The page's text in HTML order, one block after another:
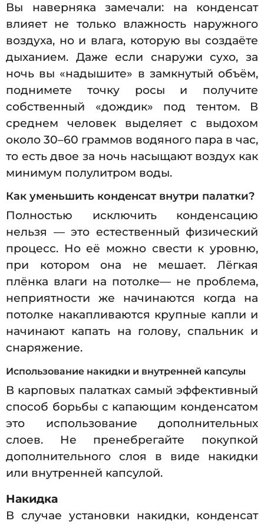
Вы наверняка замечали: на конденсат
влияет не только влажность наружного
воздуха, но и влага, которую вы создаёте
дыханием. Даже если снаружи сухо, за
ночь вы «надышите» в замкнутый объём,
поднимете точку росы и получите
собственный «дождик» под тентом. В
среднем человек выделяет с выдохом
около 30–60 граммов водяного пара в час,
то есть двое за ночь насыщают воздух как
минимум полулитром воды.
Как уменьшить конденсат внутри палатки?
Полностью исключить конденсацию
нельзя — это естественный физический
процесс. Но её можно свести к уровню,
при котором она не мешает. Лёгкая
плёнка влаги на потолке— не проблема,
неприятности же начинаются когда на
потолке накапливаются крупные капли и
начинают капать на голову, спальник и
снаряжение.
Использование накидки и внутренней капсулы
В карповых палатках самый эффективный
способ борьбы с капающим конденсатом
это использование дополнительных
слоев. Не пренебрегайте покупкой
дополнительного слоя в виде накидки
или внутренней капсулой.
Накидка
В случае установки накидки, конденсат